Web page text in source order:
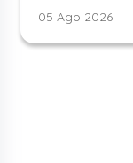
05 Ago 2026